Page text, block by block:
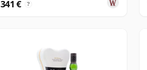
341 € ?